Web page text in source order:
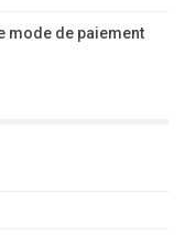
mode de paiement